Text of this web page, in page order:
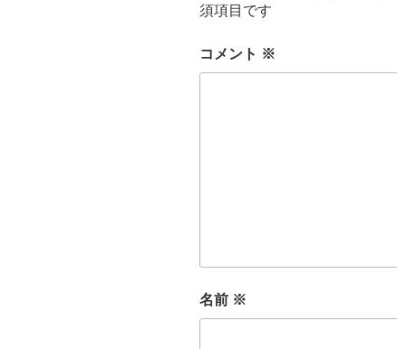
須項目です
コメント ※
名前 ※